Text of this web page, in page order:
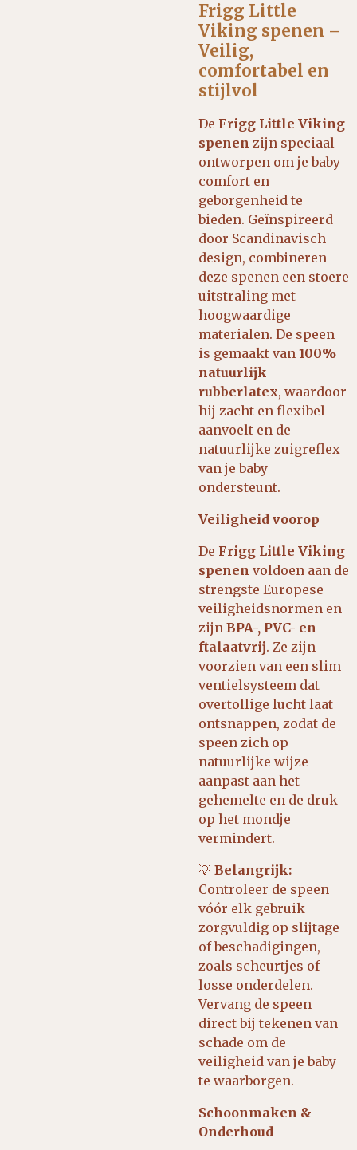
Frigg Little
Viking spenen –
Veilig,
comfortabel en
stijlvol
De Frigg Little Viking
spenen zijn speciaal
ontworpen om je baby
comfort en
geborgenheid te
bieden. Geïnspireerd
door Scandinavisch
design, combineren
deze spenen een stoere
uitstraling met
hoogwaardige
materialen. De speen
is gemaakt van 100%
natuurlijk
rubberlatex, waardoor
hij zacht en flexibel
aanvoelt en de
natuurlijke zuigreflex
van je baby
ondersteunt.
Veiligheid voorop
De Frigg Little Viking
spenen voldoen aan de
strengste Europese
veiligheidsnormen en
zijn BPA-, PVC- en
ftalaatvrij. Ze zijn
voorzien van een slim
ventielsysteem dat
overtollige lucht laat
ontsnappen, zodat de
speen zich op
natuurlijke wijze
aanpast aan het
gehemelte en de druk
op het mondje
vermindert.
💡 Belangrijk:
Controleer de speen
vóór elk gebruik
zorgvuldig op slijtage
of beschadigingen,
zoals scheurtjes of
losse onderdelen.
Vervang de speen
direct bij tekenen van
schade om de
veiligheid van je baby
te waarborgen.
Schoonmaken &
Onderhoud